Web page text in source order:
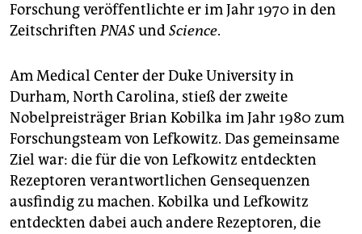
Forschung veröffentlichte er im Jahr 1970 in den
ZeitschriftenPNASundScience.
Am Medical Center der Duke University in
Durham, North Carolina, stieß der zweite
Nobelpreisträger Brian Kobilka im Jahr 1980 zum
Forschungsteam von Lefkowitz. Das gemeinsame
Ziel war: die für die von Lefkowitz entdeckten
Rezeptoren verantwortlichen Gensequenzen
ausfindig zu machen. Kobilka und Lefkowitz
entdeckten dabei auch andere Rezeptoren, die